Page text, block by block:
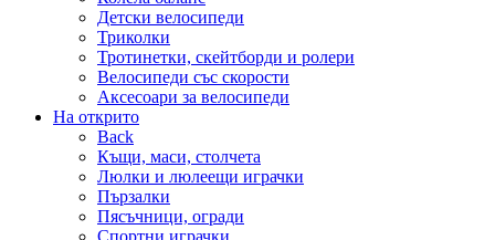
Детски велосипеди
Триколки
Тротинетки, скейтборди и ролери
Велосипеди със скорости
Аксесоари за велосипеди
На открито
Back
Къщи, маси, столчета
Люлки и люлеещи играчки
Пързалки
Пясъчници, огради